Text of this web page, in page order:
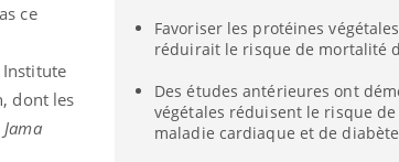
Favoriser les protéines
réduirait le risque de mortalité
Des études antérieures ont
végétales réduisent le risque
maladie cardiaque et de diabète
ce
Institute
dont les
Jama